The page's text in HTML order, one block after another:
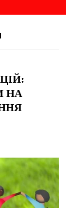
НА